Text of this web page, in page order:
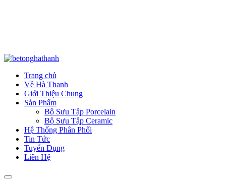
Trang chủ
Về Hà Thanh
Giới Thiệu Chung
Sản Phẩm
Bộ Sưu Tập Porcelain
Bộ Sưu Tập Ceramic
Hệ Thống Phân Phối
Tin Tức
Tuyển Dụng
Liên Hệ